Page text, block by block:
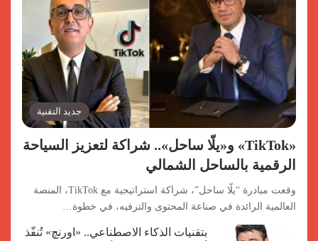
جديد التقنية
«TikTok» و«يلّا ساحل».. شراكة لتعزيز السياحة
الرقمية بالساحل الشمالي
وقعت مبادرة “يلّا ساحل”، شراكة استراتيجية مع TikTok، المنصة
العالمية الرائدة في صناعة المحتوى والترفيه، في خطوة…
بتقنيات الذكاء الاصطناعي.. «اورنچ» تُنفّذ